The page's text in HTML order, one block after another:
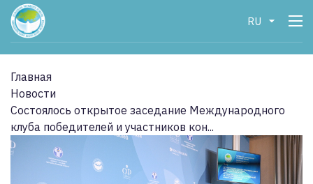
RU
Главная
Новости
Состоялось открытое заседание Международного
клуба победителей и участников кон...